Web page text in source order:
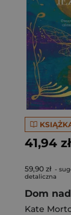
41,94 zł
59,90 zł -
detaliczna
Dom
Kate